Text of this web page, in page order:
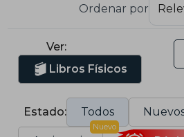
Ordenar por
Ver:
Libros Físicos
Estado: Todos
Nuevo